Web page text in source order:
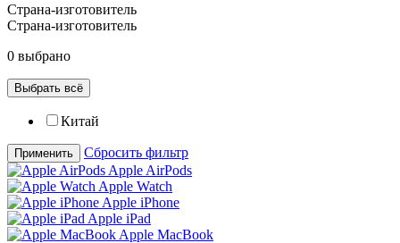
Страна-изготовитель
Страна-изготовитель
0 выбрано
Выбрать всё
Китай
Применить
Сбросить фильтр
Apple AirPods
Apple Watch
Apple iPhone
Apple iPad
Apple MacBook